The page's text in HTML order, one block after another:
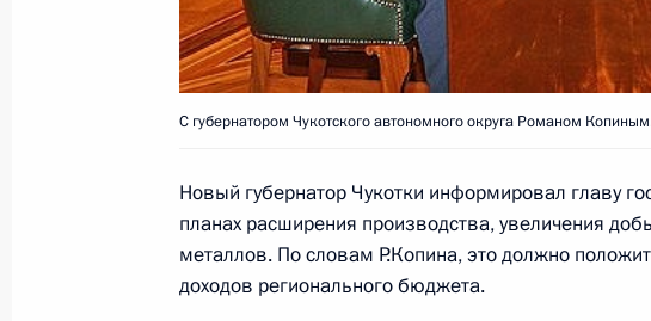
Рабочая встреча с председателем правления
России Антоном Дроздовым
Дмитрий Медведев выразил соболезнования
С губернатором Чукотского автономного округа Романом
Новый губернатор Чукотки информировал главу
планах расширения производства, увеличения
металлов. По словам Р.Копина, это должно
доходов регионального бюджета.